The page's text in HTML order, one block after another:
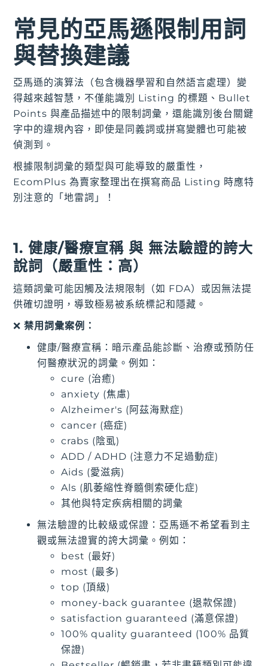
常見的亞馬遜限制用詞
與替換建議
亞馬遜的演算法（包含機器學習和自然語言處理）變
得越來越智慧，不僅能識別 Listing 的標題、Bullet
Points 與產品描述中的限制詞彙，還能識別後台關鍵
字中的違規內容，即使是同義詞或拼寫變體也可能被
偵測到。
根據限制詞彙的類型與可能導致的嚴重性，
EcomPlus 為賣家整理出在撰寫商品 Listing 時應特
別注意的「地雷詞」！
1. 健康/醫療宣稱 與 無法驗證的誇大
說詞（嚴重性：高）
這類詞彙可能因觸及法規限制（如 FDA）或因無法提
供確切證明，導致極易被系統標記和隱藏。
❌禁用詞彙案例：
健康/醫療宣稱：暗示產品能診斷、治療或預防任
何醫療狀況的詞彙。例如：
cure (治癒)
anxiety (焦慮)
Alzheimer's (阿茲海默症)
cancer (癌症)
crabs (陰虱)
ADD / ADHD (注意力不足過動症)
Aids (愛滋病)
Als (肌萎縮性脊髓側索硬化症)
其他與特定疾病相關的詞彙
無法驗證的比較級或保證：亞馬遜不希望看到主
觀或無法證實的誇大詞彙。例如：
best (最好)
most (最多)
top (頂級)
money-back guarantee (退款保證)
satisfaction guaranteed (滿意保證)
100% quality guaranteed (100% 品質
保證)